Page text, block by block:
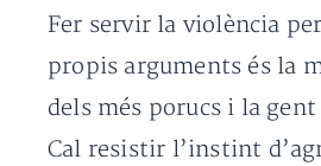
Fer servir la violència
propis arguments és la
dels més porucs i la gent
Cal resistir l’instint